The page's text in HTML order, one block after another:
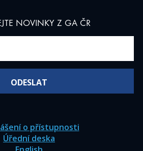
NOVINKY Z GA ČR
o přístupnosti
Úřední deska